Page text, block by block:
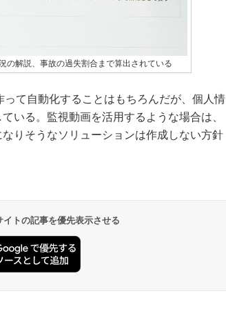
の解説、事故の過失割合まで算出されている
て自動化することはもちろんだが、個人情
いる。監視動画を活用するような場合は、
りそうなソリューションは作成しない方針
トの記事を優先表示させる